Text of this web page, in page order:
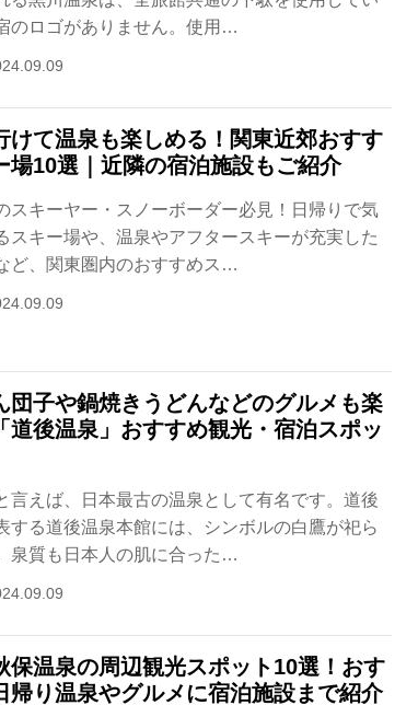
のロゴがありません。使用…
けて温泉も楽しめる！関東近郊おすす
場10選｜近隣の宿泊施設もご紹介
スキーヤー・スノーボーダー必見！日帰りで気
スキー場や、温泉やアフタースキーが充実した
ど、関東圏内のおすすめス…
団子や鍋焼きうどんなどのグルメも楽
道後温泉」おすすめ観光・宿泊スポッ
言えば、日本最古の温泉として有名です。道後
する道後温泉本館には、シンボルの白鷹が祀ら
泉質も日本人の肌に合った…
保温泉の周辺観光スポット10選！おす
帰り温泉やグルメに宿泊施設まで紹介